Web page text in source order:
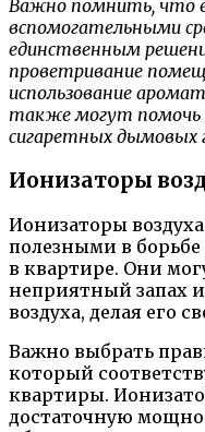
Важно помнить, что
вспомогательными
единственным
проветривание
использование
также могут помочь
сигаретных дымовых
Ионизаторы
Ионизаторы
полезными в борьбе
в квартире. Они
неприятный запах
воздуха, делая его
Важно выбрать
который
квартиры.
достаточную